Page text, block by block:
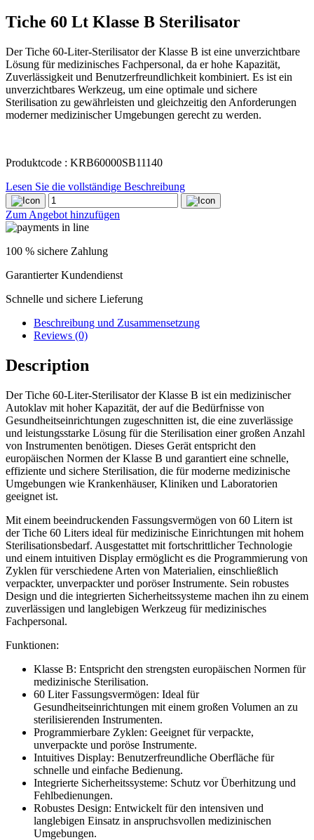
Tiche 60 Lt Klasse B Sterilisator
Der Tiche 60-Liter-Sterilisator der Klasse B ist eine unverzichtbare
Lösung für medizinisches Fachpersonal, da er hohe Kapazität,
Zuverlässigkeit und Benutzerfreundlichkeit kombiniert. Es ist ein
unverzichtbares Werkzeug, um eine optimale und sichere
Sterilisation zu gewährleisten und gleichzeitig den Anforderungen
moderner medizinischer Umgebungen gerecht zu werden.
Produktcode : KRB60000SB11140
Lesen Sie die vollständige Beschreibung
Tiche
60
Lt
Klasse
B
quantity
Zum Angebot hinzufügen
100 % sichere Zahlung
Garantierter Kundendienst
Schnelle und sichere Lieferung
Beschreibung und Zusammensetzung
Reviews (0)
Description
Der Tiche 60-Liter-Sterilisator der Klasse B ist ein medizinischer
Autoklav mit hoher Kapazität, der auf die Bedürfnisse von
Gesundheitseinrichtungen zugeschnitten ist, die eine zuverlässige
und leistungsstarke Lösung für die Sterilisation einer großen Anzahl
von Instrumenten benötigen. Dieses Gerät entspricht den
europäischen Normen der Klasse B und garantiert eine schnelle,
effiziente und sichere Sterilisation, die für moderne medizinische
Umgebungen wie Krankenhäuser, Kliniken und Laboratorien
geeignet ist.
Mit einem beeindruckenden Fassungsvermögen von 60 Litern ist
der Tiche 60 Liters ideal für medizinische Einrichtungen mit hohem
Sterilisationsbedarf. Ausgestattet mit fortschrittlicher Technologie
und einem intuitiven Display ermöglicht es die Programmierung von
Zyklen für verschiedene Arten von Materialien, einschließlich
verpackter, unverpackter und poröser Instrumente. Sein robustes
Design und die integrierten Sicherheitssysteme machen ihn zu einem
zuverlässigen und langlebigen Werkzeug für medizinisches
Fachpersonal.
Funktionen:
Klasse B: Entspricht den strengsten europäischen Normen für
medizinische Sterilisation.
60 Liter Fassungsvermögen: Ideal für
Gesundheitseinrichtungen mit einem großen Volumen an zu
sterilisierenden Instrumenten.
Programmierbare Zyklen: Geeignet für verpackte,
unverpackte und poröse Instrumente.
Intuitives Display: Benutzerfreundliche Oberfläche für
schnelle und einfache Bedienung.
Integrierte Sicherheitssysteme: Schutz vor Überhitzung und
Fehlbedienungen.
Robustes Design: Entwickelt für den intensiven und
langlebigen Einsatz in anspruchsvollen medizinischen
Umgebungen.